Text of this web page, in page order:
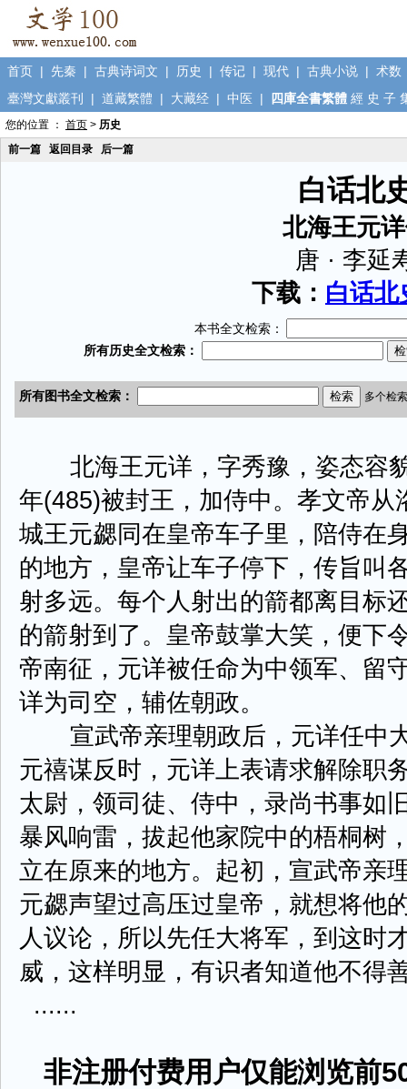
首页 | 先秦 | 古典诗词文 | 历史 | 传记 | 现代 | 古典小说 | 术数
臺灣文獻叢刊
| 道藏繁體 | 大藏经 | 中医 | 四庫全書繁體 經 史 子
您的位置 ： 首页 > 历史
前一篇
返回目录 后一篇
白话北
北海王元
唐 · 李延
下载： 白话
本书全文检索：
北海王元详，字秀豫，姿态容
年(485)被封王，加侍中。孝文帝
城王元勰同在皇帝车子里，陪侍在
的地方，皇帝让车子停下，传旨叫
射多远。每个人射出的箭都离目标
的箭射到了。皇帝鼓掌大笑，便下
帝南征，元详被任命为中领军、留
详为司空，辅佐朝政。
宣武帝亲理朝政后，元详任中
元禧谋反时，元详上表请求解除职
太尉，领司徒、侍中，录尚书事如
暴风响雷，拔起他家院中的梧桐树
立在原来的地方。起初，宣武帝亲
元勰声望过高压过皇帝，就想将他
人议论，所以先任大将军，到这时
威，这样明显，有识者知道他不得
......
非注册付费用户仅能浏览前